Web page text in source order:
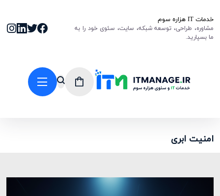
خدمات IT هزاره سوم
مشاوره، طراحی، توسعه شبکه، سایت، سئوی خود را به
ما بسپارید.
امنیت ابری